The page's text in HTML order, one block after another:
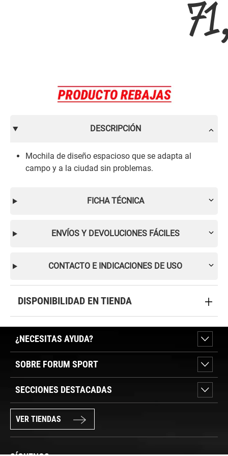
DESCRIPCIÓN
Mochila de diseño espacioso que se adapta al
campo y a la ciudad sin problemas.
FICHA TÉCNICA
ENVÍOS Y DEVOLUCIONES FÁCILES
CONTACTO E INDICACIONES DE USO
DISPONIBILIDAD EN TIENDA
¿NECESITAS AYUDA?
SOBRE FORUM SPORT
SECCIONES DESTACADAS
VER TIENDAS